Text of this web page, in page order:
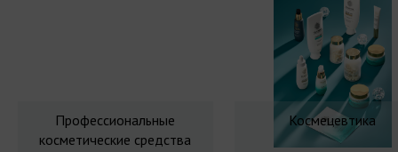
Профессиональные
косметические средства
Космецевтика